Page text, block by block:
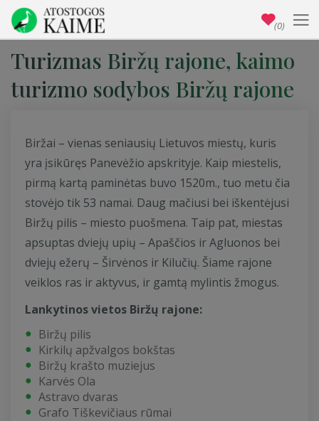
Turizmas Biržų rajone, kaimo
turizmo sodybos Biržų rajone
Biržai – vienas seniausių Lietuvos miestų, kuris
yra įsikūręs Panevėžio apskrityje. Kaip miestelis,
pirmą kartą paminėtas buvo 1520m., tuo metu čia
stovėjo tik 53 namai. Daug mačiusi bei iškentėjusi
Biržų pilis – miesto puošmena. Taip pat, miestas
apsuptas dviejų upių – Apaščios ir Agluonos bei
dviejų ežerų – Širvėnos ir Kilučių. Šiame rajone
veiklos ras ir aktyvus, ir gamtą mylintis žmogus.
Lankytinos vietos Biržų rajone:
Biržų pilis
Kirkilų apžvalgos bokštas
Biržų krašto muziejus
Karvės Ola
Astravo dvaras
Grafo Tiškevičiaus rūmai
(0)